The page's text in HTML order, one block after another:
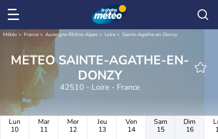
Météo France Auvergne-Rhône-Alpes Loire Sainte-Agathe-en-Donzy
METEO SAINTE-AGATHE-EN-
DONZY
42510 - Loire - France
Lun
10
Mar
11
Mer
12
Jeu
13
Ven
14
Sam
15
Dim
16